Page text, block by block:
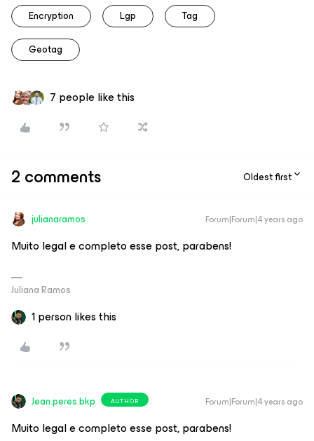
Encryption Lgp Tag
Geotag
7 people like this
2 comments Oldest first
julianaramos Forum|Forum|4 years ago
Muito legal e completo esse post, parabens!
Juliana Ramos
1 person likes this
Jean.peres.bkp AUTHOR Forum|Forum|4 years ago
Muito legal e completo esse post, parabens!